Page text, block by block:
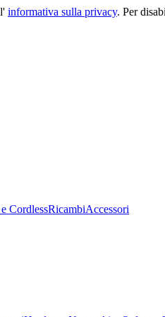
informativa sulla privacy. Per
CordlessRicambiAccessori